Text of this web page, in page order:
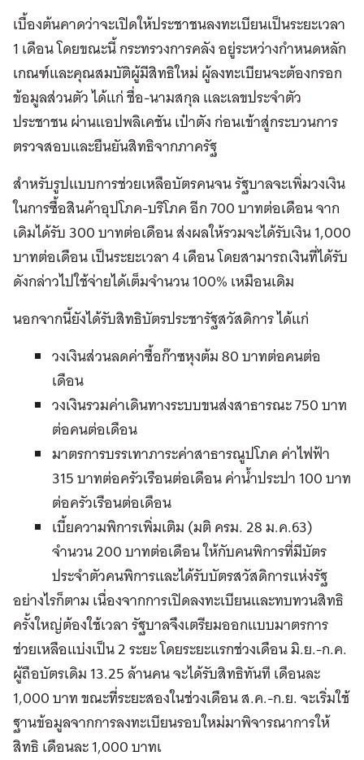
เบื้องต้นคาดว่าจะเปิดให้ประชาชนลงทะเบียนเป็นระยะเวลา
1 เดือน โดยขณะนี้ กระทรวงการคลัง อยู่ระหว่างกำหนดหลัก
เกณฑ์และคุณสมบัติผู้มีสิทธิใหม่ ผู้ลงทะเบียนจะต้องกรอก
ข้อมูลส่วนตัว ได้แก่ ชื่อ-นามสกุล และเลขประจำตัว
ประชาชน ผ่านแอปพลิเคชัน เป๋าตัง ก่อนเข้าสู่กระบวนการ
ตรวจสอบและยืนยันสิทธิจากภาครัฐ
สำหรับรูปแบบการช่วยเหลือบัตรคนจน รัฐบาลจะเพิ่มวงเงิน
ในการซื้อสินค้าอุปโภค-บริโภค อีก 700 บาทต่อเดือน จาก
เดิมได้รับ 300 บาทต่อเดือน ส่งผลให้รวมจะได้รับเงิน 1,000
บาทต่อเดือน เป็นระยะเวลา 4 เดือน โดยสามารถเงินที่ได้รับ
ดังกล่าวไปใช้จ่ายได้เต็มจำนวน 100% เหมือนเดิม
นอกจากนี้ยังได้รับสิทธิบัตรประชารัฐสวัสดิการ ได้แก่
วงเงินส่วนลดค่าซื้อก๊าซหุงต้ม 80 บาทต่อคนต่อ
เดือน
วงเงินรวมค่าเดินทางระบบขนส่งสาธารณะ 750 บาท
ต่อคนต่อเดือน
มาตรการบรรเทาภาระค่าสาธารณูปโภค ค่าไฟฟ้า
315 บาทต่อครัวเรือนต่อเดือน ค่าน้ำประปา 100 บาท
ต่อครัวเรือนต่อเดือน
เบี้ยความพิการเพิ่มเติม (มติ ครม. 28 ม.ค.63)
จำนวน 200 บาทต่อเดือน ให้กับคนพิการที่มีบัตร
ประจำตัวคนพิการและได้รับบัตรสวัสดิการแห่งรัฐ
อย่างไรก็ตาม เนื่องจากการเปิดลงทะเบียนและทบทวนสิทธิ
ครั้งใหญ่ต้องใช้เวลา รัฐบาลจึงเตรียมออกแบบมาตรการ
ช่วยเหลือแบ่งเป็น 2 ระยะ โดยระยะแรกช่วงเดือน มิ.ย.-ก.ค.
ผู้ถือบัตรเดิม 13.25 ล้านคน จะได้รับสิทธิทันที เดือนละ
1,000 บาท ขณะที่ระยะสองในช่วงเดือน ส.ค.-ก.ย. จะเริ่มใช้
ฐานข้อมูลจากการลงทะเบียนรอบใหม่มาพิจารณาการให้
สิทธิ เดือนละ 1,000 บาทเ